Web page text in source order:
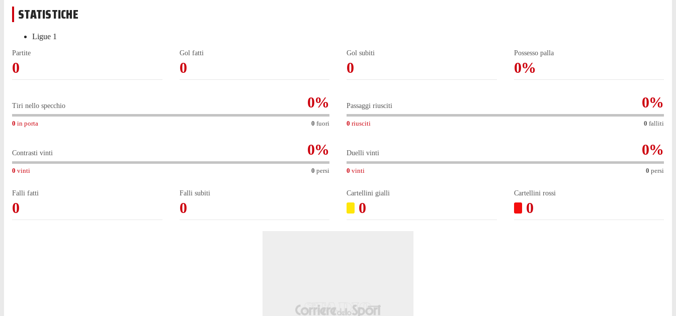
STATISTICHE
Ligue 1
Partite
0
Gol fatti
0
Gol subiti
0
Possesso palla
0%
Tiri nello specchio 0%
0 in porta 0 fuori
Passaggi riusciti 0%
0 riusciti 0 falliti
Contrasti vinti 0%
0 vinti 0 persi
Duelli vinti 0%
0 vinti 0 persi
Falli fatti
0
Falli subiti
0
Cartellini gialli
0
Cartellini rossi
0